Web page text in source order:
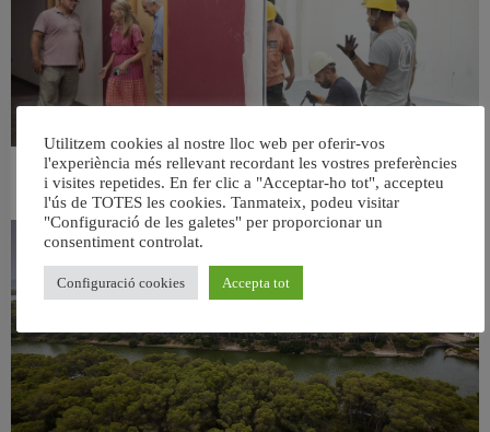
València ultima el nou centre per a persones majors del barri de Sant Antoni
6 agost, 2026
Utilitzem cookies al nostre lloc web per oferir-vos
l'experiència més rellevant recordant les vostres preferències
i visites repetides. En fer clic a "Acceptar-ho tot", accepteu
l'ús de TOTES les cookies. Tanmateix, podeu visitar
"Configuració de les galetes" per proporcionar un
consentiment controlat.
Configuració cookies Accepta tot